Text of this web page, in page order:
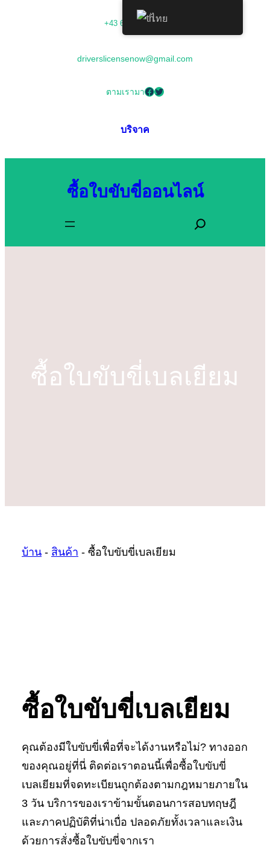
+43 68054000673
driverslicensenow@gmail.com
ตามเรามาFacebook Twitter
บริจาค
ซื้อใบขับขี่ออนไลน์
ซื้อใบขับขี่เบลเยียม
บ้าน - สินค้า - ซื้อใบขับขี่เบลเยียม
ซื้อใบขับขี่เบลเยียม
คุณต้องมีใบขับขี่เพื่อที่จะได้งานหรือไม่? ทางออก
ของคุณอยู่ที่นี่ ติดต่อเราตอนนี้เพื่อซื้อใบขับขี่
เบลเยียมที่จดทะเบียนถูกต้องตามกฎหมายภายใน
3 วัน บริการของเราข้ามขั้นตอนการสอบทฤษฎี
และภาคปฏิบัติที่น่าเบื่อ ปลอดภัยทั้งเวลาและเงิน
ด้วยการสั่งซื้อใบขับขี่จากเรา
ไทย